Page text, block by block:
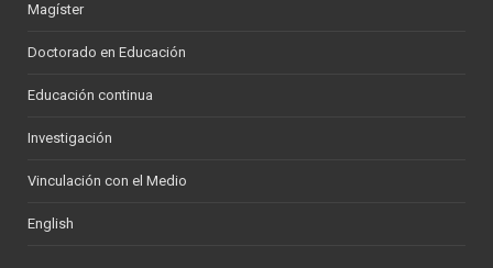
Magíster
Doctorado en Educación
Educación continua
Investigación
Vinculación con el Medio
English